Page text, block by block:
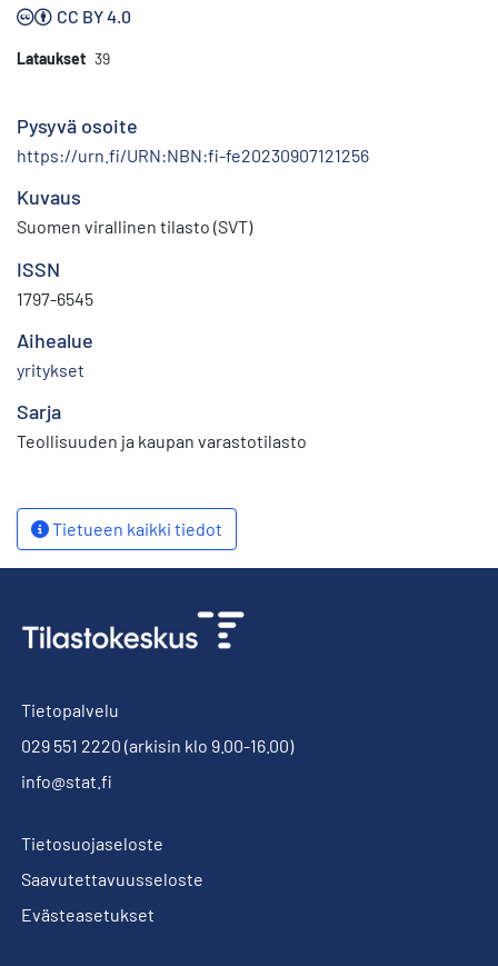
CC BY 4.0
Lataukset 39
Pysyvä osoite
https://urn.fi/URN:NBN:fi-fe20230907121256
Kuvaus
Suomen virallinen tilasto (SVT)
ISSN
1797-6545
Aihealue
yritykset
Sarja
Teollisuuden ja kaupan varastotilasto
Tietueen kaikki tiedot
Tietopalvelu
029 551 2220 (arkisin klo 9.00-16.00)
info@stat.fi
Tietosuojaseloste
Saavutettavuusseloste
Evästeasetukset